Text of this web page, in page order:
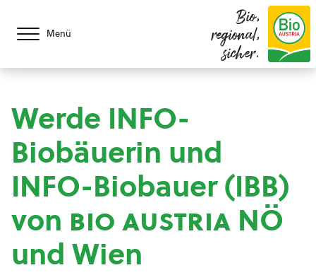
Menü
Bio,
regional,
sicher.
Werde INFO-
Biobäuerin und
INFO-Biobauer (IBB)
von bio austria NÖ
und Wien